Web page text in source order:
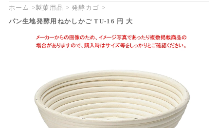
ホーム 製菓用品
発酵カゴ
パン生地発酵用ねかしかご TU-16 円 大